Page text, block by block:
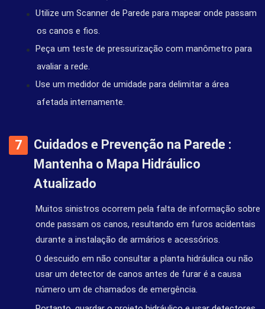
Utilize um Scanner de Parede para mapear onde passam
os canos e fios.
Peça um teste de pressurização com manômetro para
avaliar a rede.
Use um medidor de umidade para delimitar a área
afetada internamente.
Cuidados e Prevenção na Parede :
Mantenha o Mapa Hidráulico
Atualizado
Muitos sinistros ocorrem pela falta de informação sobre
onde passam os canos, resultando em furos acidentais
durante a instalação de armários e acessórios.
O descuido em não consultar a planta hidráulica ou não
usar um detector de canos antes de furar é a causa
número um de chamados de emergência.